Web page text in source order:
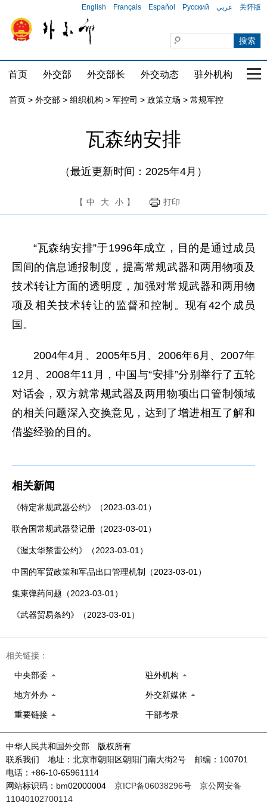
English Français Español Русский عربي 关怀版
首页 外交部 外交部长 外交动态 驻外机构 国
首页 > 外交部 > 组织机构 > 军控司 > 政策立场 > 常规军控
瓦森纳安排
（最近更新时间：2025年4月）
【 中 大 小 】 打印
“瓦森纳安排”于1996年成立，目的是通过成员
国间的信息通报制度，提高常规武器和两用物项及
技术转让方面的透明度，加强对常规武器和两用物
项及相关技术转让的监督和控制。现有42个成员
国。
2004年4月、2005年5月、2006年6月、2007年
12月、2008年11月，中国与“安排”分别举行了五轮
对话会，双方就常规武器及两用物项出口管制领域
的相关问题深入交换意见，达到了增进相互了解和
借鉴经验的目的。
相关新闻
《特定常规武器公约》（2023-03-01）
联合国常规武器登记册（2023-03-01）
《渥太华禁雷公约》（2023-03-01）
中国的军贸政策和军品出口管理机制（2023-03-01）
集束弹药问题（2023-03-01）
《武器贸易条约》（2023-03-01）
相关链接：
中央部委 驻外机构
地方外办 外交新媒体
重要链接 干部考录
中华人民共和国外交部 版权所有
联系我们 地址：北京市朝阳区朝阳门南大街2号 邮编：100701
电话：+86-10-65961114
网站标识码：bm02000004 京ICP备06038296号
京公网安备
11040102700114